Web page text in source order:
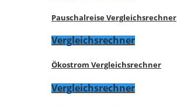
Pauschalreise Vergleichsrechner
Vergleichsrechner
Ökostrom Vergleichsrechner
Vergleichsrechner